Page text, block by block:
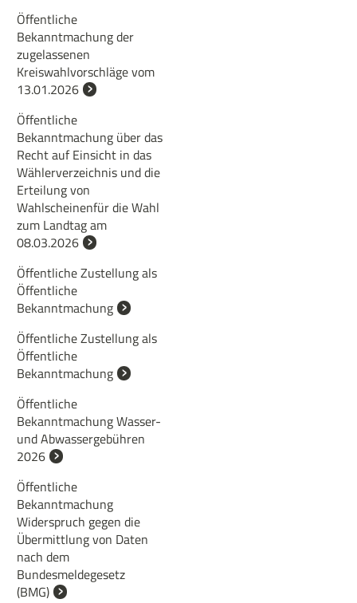
Öffentliche
Bekanntmachung der
zugelassenen
Kreiswahlvorschläge vom
13.01.2026
Öffentliche
Bekanntmachung über das
Recht auf Einsicht in das
Wählerverzeichnis und die
Erteilung von
Wahlscheinenfür die Wahl
zum Landtag am
08.03.2026
Öffentliche Zustellung als
Öffentliche
Bekanntmachung
Öffentliche Zustellung als
Öffentliche
Bekanntmachung
Öffentliche
Bekanntmachung Wasser-
und Abwassergebühren
2026
Öffentliche
Bekanntmachung
Widerspruch gegen die
Übermittlung von Daten
nach dem
Bundesmeldegesetz
(BMG)